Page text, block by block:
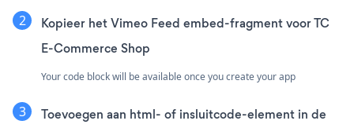
Kopieer het Vimeo Feed embed-fragment voor TC
E-Commerce Shop
Your code block will be available once you create your app
Toevoegen aan html- of insluitcode-element in de